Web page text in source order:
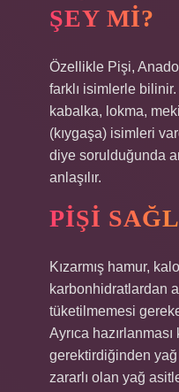
ŞEY MI?
Özellikle Pişi,
farklı isimlerle
kabalka, lokma,
(kıygaşa) isimleri
diye sorulduğunda
anlaşılır.
PIŞI
Kızarmış hamur,
karbonhidratlardan
tüketilmemesi
Ayrıca hazırlanması
gerektirdiğinden
zararlı olan yağ